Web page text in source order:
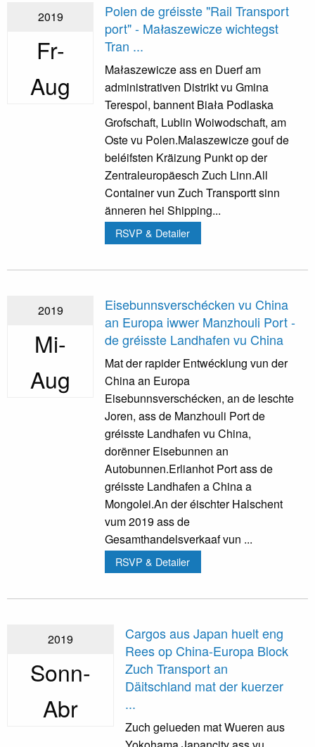
2019
Fr-
Aug
Polen de gréisste "Rail Transport
port" - Małaszewicze wichtegst
Tran ...
Małaszewicze ass en Duerf am
administrativen Distrikt vu Gmina
Terespol, bannent Biała Podlaska
Grofschaft, Lublin Woiwodschaft, am
Oste vu Polen.Malaszewicze gouf de
beléifsten Kräizung Punkt op der
Zentraleuropäesch Zuch Linn.All
Container vun Zuch Transportt sinn
änneren hei Shipping...
RSVP & Detailer
2019
Mi-
Aug
Eisebunnsverschécken vu China
an Europa iwwer Manzhouli Port -
de gréisste Landhafen vu China
Mat der rapider Entwécklung vun der
China an Europa
Eisebunnsverschécken, an de leschte
Joren, ass de Manzhouli Port de
gréisste Landhafen vu China,
dorënner Eisebunnen an
Autobunnen.Erlianhot Port ass de
gréisste Landhafen a China a
Mongolei.An der éischter Halschent
vum 2019 ass de
Gesamthandelsverkaaf vun ...
RSVP & Detailer
2019
Sonn-
Abr
Cargos aus Japan huelt eng
Rees op China-Europa Block
Zuch Transport an
Däitschland mat der kuerzer
...
Zuch gelueden mat Wueren aus